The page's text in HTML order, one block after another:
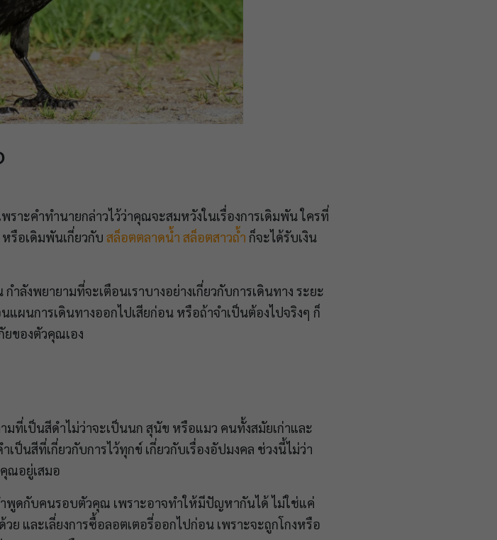
ะคำทำนายกล่าวไว้ว่าคุณจะสมหวังในเรื่องการเดิมพัน ใครที่
หรือเดิมพันเกี่ยวกับ สล็อตตลาดน้ำ สล็อตสาวถ้ำ ก็จะได้รับเงิน
ลังพยายามที่จะเตือนเราบางอย่างเกี่ยวกับการเดินทาง ระยะ
ผนการเดินทางออกไปเสียก่อน หรือถ้าจำเป็นต้องไปจริงๆ ก็
ยของตัวคุณเอง
ที่เป็นสีดำไม่ว่าจะเป็นนก สุนัข หรือแมว คนทั้งสมัยเก่าและ
นสีที่เกี่ยวกับการไว้ทุกข์ เกี่ยวกับเรื่องอัปมงคล ช่วงนี้ไม่ว่า
ณอยู่เสมอ
พูดกับคนรอบตัวคุณ เพราะอาจทำให้มีปัญหากันได้ ไม่ใช่แค่
และเลี่ยงการซื้อลอตเตอรี่ออกไปก่อน เพราะจะถูกโกงหรือ